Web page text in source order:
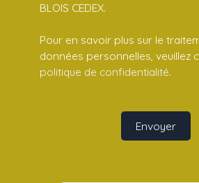
BLOIS CEDEX.
Pour en savoir plus sur le
données personnelles, veuillez
politique de confidentialité.
Envoyer